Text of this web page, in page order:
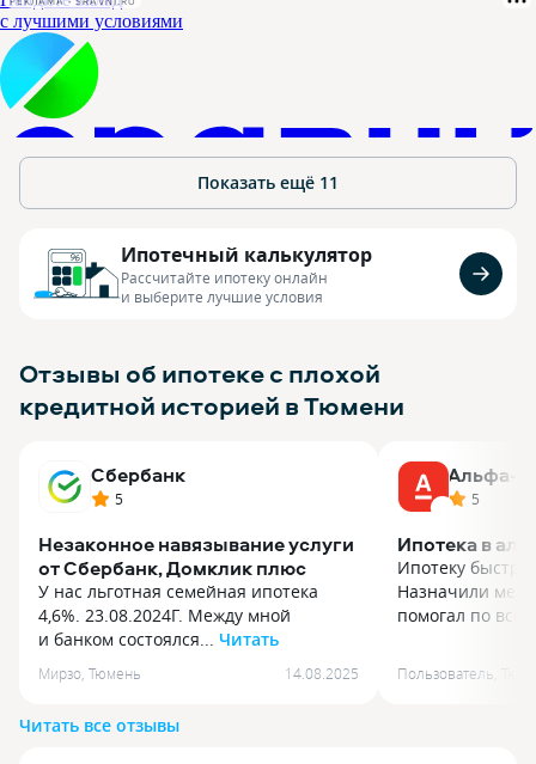
Показать ещё 11
Ипотечный калькулятор
Рассчитайте ипотеку онлайн
и выберите лучшие условия
Отзывы об ипотеке с плохой
кредитной историей в Тюмени
Сбербанк
5
Незаконное навязывание услуги
от Сбербанк, Домклик плюс
У нас льготная семейная ипотека
4,6%. 23.08.2024Г. Между мной
и банком состоялся... Читать
У нас льготная семейная ипотека
4,6%. 23.08.2024Г. Между мной
договор, где был навязан пакет услуги
Мирзо Тюмень 14.08.2025
Альфа-
5
Ипотека в
Ипотеку быстро
Назначили
помогал по
Назначили
помогал по
Пользователь
Читать все отзывы